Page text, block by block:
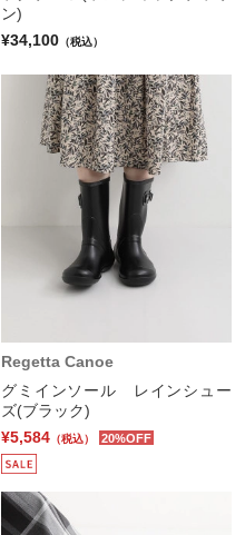
ン)
¥34,100 （税込）
Regetta Canoe
グミインソール レインシュー
ズ(ブラック)
¥5,584 （税込） 20%OFF